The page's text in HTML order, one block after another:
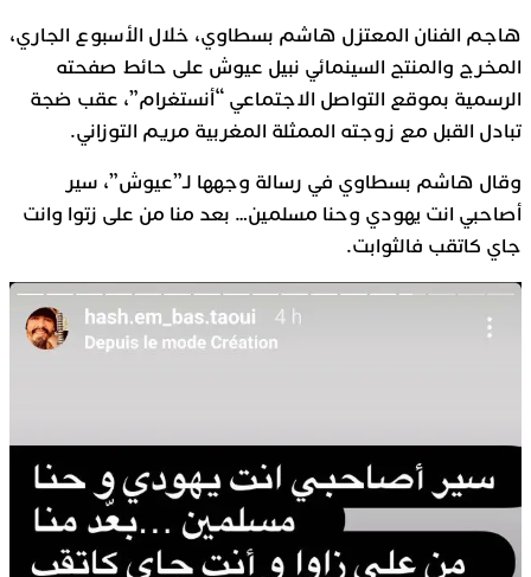
هاجم الفنان المعتزل هاشم بسطاوي، خلال الأسبوع الجاري،
المخرج والمنتج السينمائي نبيل عيوش على حائط صفحته
الرسمية بموقع التواصل الاجتماعي “أنستغرام”، عقب ضجة
تبادل القبل مع زوجته الممثلة المغربية مريم التوزاني.
وقال هاشم بسطاوي في رسالة وجهها لـ”عيوش”، سير
أصاحبي انت يهودي وحنا مسلمين… بعد منا من على زتوا وانت
جاي كاتقب فالثوابت.